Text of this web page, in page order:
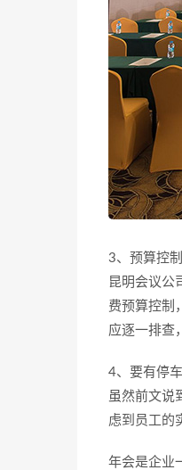
3、预算控
昆明会议公
费预算控制
应逐一排查
4、要有停
虽然前文说
虑到员工的
年会是企业